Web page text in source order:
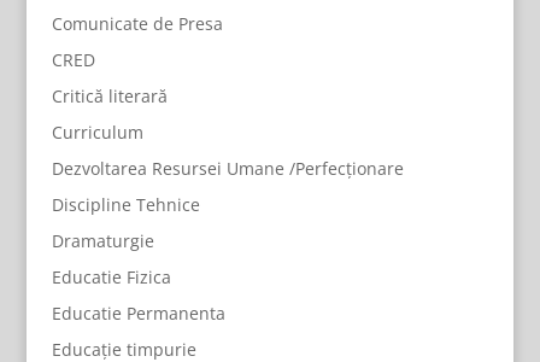
Comunicate de Presa
CRED
Critică literară
Curriculum
Dezvoltarea Resursei Umane /Perfecționare
Discipline Tehnice
Dramaturgie
Educatie Fizica
Educatie Permanenta
Educație timpurie